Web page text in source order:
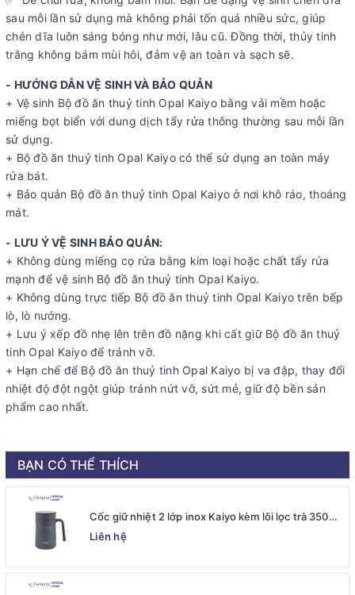
sau mỗi lần sử dụng mà không phải tốn quá nhiều sức, giúp
chén dĩa luôn sáng bóng như mới, lâu cũ. Đồng thời, thủy tinh
trắng không bám mùi hôi, đảm vệ an toàn và sạch sẽ.
- HƯỚNG DẪN VỆ SINH VÀ BẢO QUẢN
+ Vệ sinh Bộ đồ ăn thuỷ tinh Opal Kaiyo bằng vải mềm hoặc
miếng bọt biển với dung dịch tẩy rửa thông thường sau mỗi lần
sử dụng.
+ Bộ đồ ăn thuỷ tinh Opal Kaiyo có thể sử dụng an toàn máy
rửa bát.
+ Bảo quản Bộ đồ ăn thuỷ tinh Opal Kaiyo ở nơi khô ráo, thoáng
mát.
- LƯU Ý VỆ SINH BẢO QUẢN:
+ Không dùng miếng cọ rửa bằng kim loại hoặc chất tẩy rửa
mạnh để vệ sinh Bộ đồ ăn thuỷ tinh Opal Kaiyo.
+ Không dùng trực tiếp Bộ đồ ăn thuỷ tinh Opal Kaiyo trên bếp
lò, lò nướng.
+ Lưu ý xếp đồ nhẹ lên trên đồ nặng khi cất giữ Bộ đồ ăn thuỷ
tinh Opal Kaiyo để tránh vỡ.
+ Hạn chế để Bộ đồ ăn thuỷ tinh Opal Kaiyo bị va đập, thay đổi
nhiệt độ đột ngột giúp tránh nứt vỡ, sứt mẻ, giữ độ bền sản
phẩm cao nhất.
BẠN CÓ THỂ THÍCH
Cốc giữ nhiệt 2 lớp inox Kaiyo kèm lõi lọc trà 350ml,
màu ghi [mã KTM-6667]
Liên hệ